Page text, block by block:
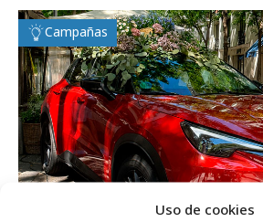
Uso de cookies
Campañas